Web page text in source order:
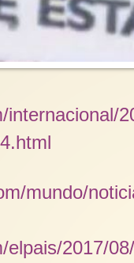
internacional/
mundo/
elpais/2017/